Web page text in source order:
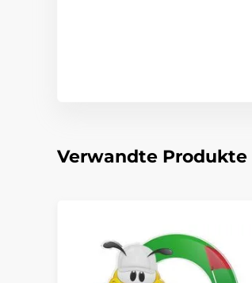
Verwandte Produkte